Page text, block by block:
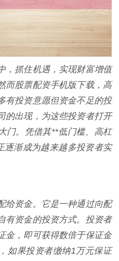
，抓住机遇，实现财富增值
而股票配资手机版下载，高
有投资意愿但资金不足的投
的出现，为这些投资者打开
门。凭借其**低门槛、高杠
逐渐成为越来越多投资者实
给资金。它是一种通过向配
有资金的投资方式。投资者
金，即可获得数倍于保证金
如果投资者缴纳1万元保证